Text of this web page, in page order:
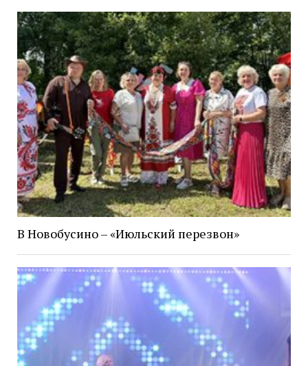
В Новобусино – «Июльский перезвон»